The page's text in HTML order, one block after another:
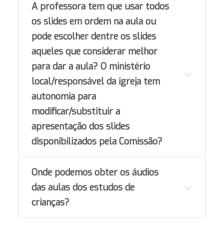
A professora tem que usar todos
os slides em ordem na aula ou
pode escolher dentre os slides
aqueles que considerar melhor
para dar a aula? O ministério
local/responsável da igreja tem
autonomia para
modificar/substituir a
apresentação dos slides
disponibilizados pela Comissão?
Onde podemos obter os áudios
das aulas dos estudos de
crianças?